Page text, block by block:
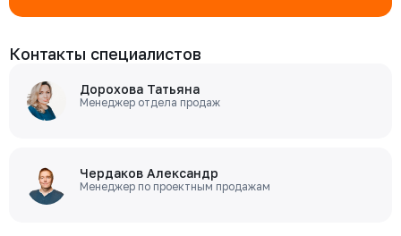
Контакты специалистов
Дорохова Татьяна
Менеджер отдела продаж
Чердаков Александр
Менеджер по проектным продажам